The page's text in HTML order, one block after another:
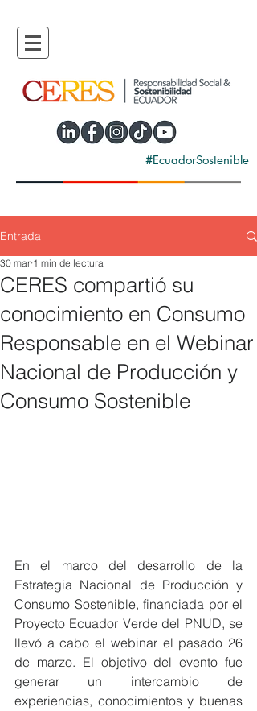
#EcuadorSostenible
Entrada
CERES compartió su
conocimiento en Consumo
Responsable en el Webinar
Nacional de Producción y
Consumo Sostenible
30 mar 1 min de lectura
En el marco del desarrollo de la
Estrategia Nacional de Producción y
Consumo Sostenible, financiada por el
Proyecto Ecuador Verde del PNUD, se
llevó a cabo el webinar el pasado 26
de marzo. El objetivo del evento fue
generar un intercambio de
experiencias, conocimientos y buenas